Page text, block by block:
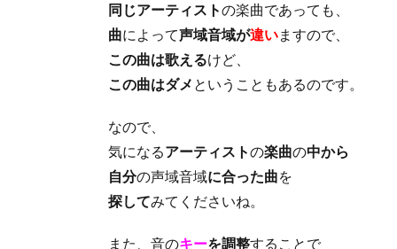
同じアーティストの楽曲であっても、
曲によって声域音域が違いますので、
この曲は歌えるけど、
この曲はダメ ということもあるのです。
なので、
気になるアーティストの楽曲の中から
自分の声域音域に合った曲を
探してみてくださいね。
また、音のキーを調整することで